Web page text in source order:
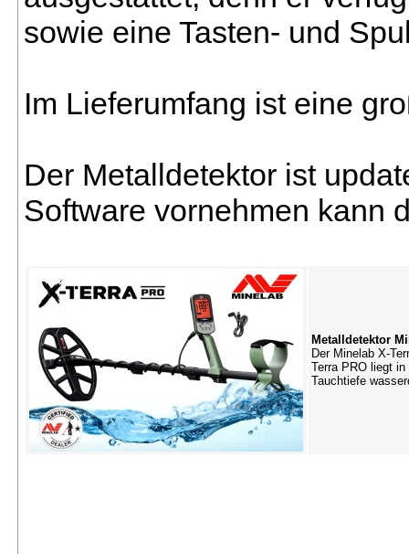
sowie eine Tasten- und
Im Lieferumfang ist eine
Der Metalldetektor ist
Software vornehmen kann
Metalldetektor
Der Minelab X-
Terra PRO liegt
Tauchtiefe